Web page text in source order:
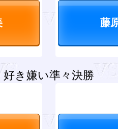
好き嫌い準々決勝